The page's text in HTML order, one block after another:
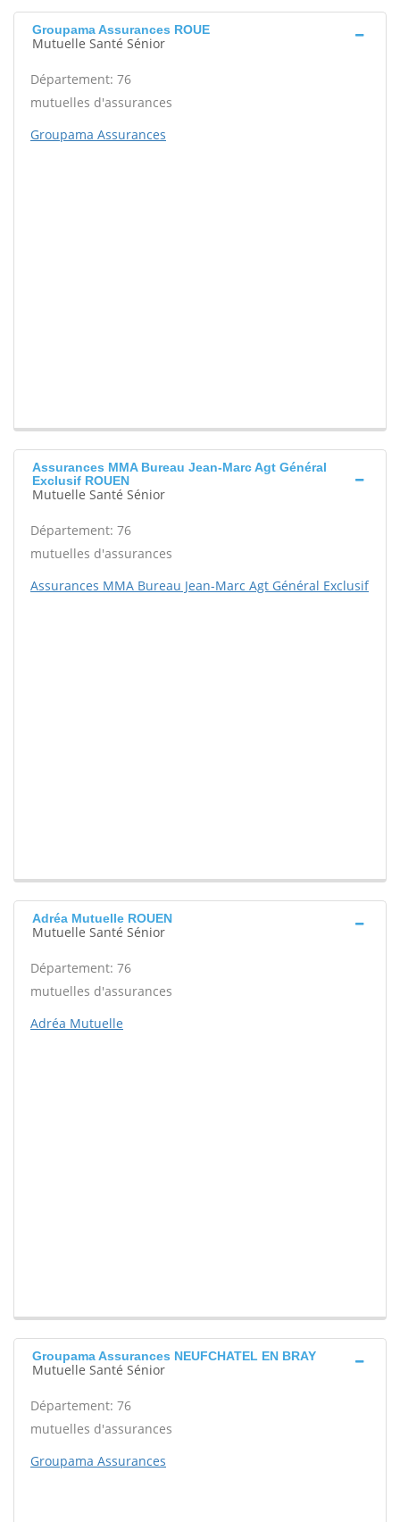
Groupama Assurances ROUE
Mutuelle Santé Sénior
Département: 76
mutuelles d'assurances
Groupama Assurances
Assurances MMA Bureau Jean-Marc Agt Général
Exclusif ROUEN
Mutuelle Santé Sénior
Département: 76
mutuelles d'assurances
Assurances MMA Bureau Jean-Marc Agt Général Exclusif
Adréa Mutuelle ROUEN
Mutuelle Santé Sénior
Département: 76
mutuelles d'assurances
Adréa Mutuelle
Groupama Assurances NEUFCHATEL EN BRAY
Mutuelle Santé Sénior
Département: 76
mutuelles d'assurances
Groupama Assurances